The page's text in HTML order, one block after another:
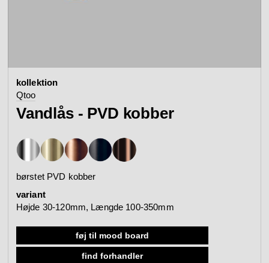
se kategori se kategori
sanitetspaneler
se kategori
Arne Jacobsen
se kollektion
Tom Dixon
kontakt
se alle
kundeservice
forhandlere
Re-handle®
mødebooking
mood board
search
kollektion
Qtoo
Vandlås - PVD kobber
børstet PVD kobber
variant
Højde 30-120mm, Længde 100-350mm
føj til mood board
find forhandler